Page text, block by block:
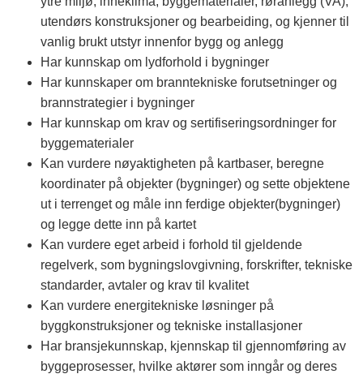
utendørs konstruksjoner og bearbeiding, og kjenner til
vanlig brukt utstyr innenfor bygg og anlegg
Har kunnskap om lydforhold i bygninger
Har kunnskaper om branntekniske forutsetninger og
brannstrategier i bygninger
Har kunnskap om krav og sertifiseringsordninger for
byggematerialer
Kan vurdere nøyaktigheten på kartbaser, beregne
koordinater på objekter (bygninger) og sette objektene
ut i terrenget og måle inn ferdige objekter(bygninger)
og legge dette inn på kartet
Kan vurdere eget arbeid i forhold til gjeldende
regelverk, som bygningslovgivning, forskrifter, tekniske
standarder, avtaler og krav til kvalitet
Kan vurdere energitekniske løsninger på
byggkonstruksjoner og tekniske installasjoner
Har bransjekunnskap, kjennskap til gjennomføring av
byggeprosesser, hvilke aktører som inngår og deres